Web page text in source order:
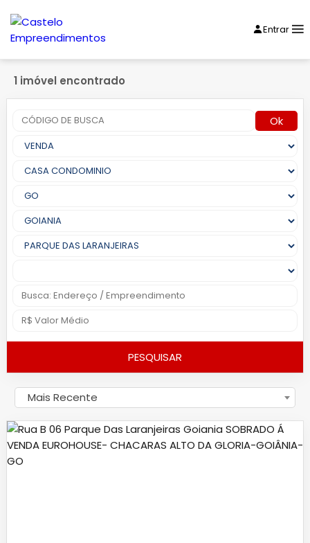
Entrar
1 imóvel encontrado
Ok
PESQUISAR
Mais Recente